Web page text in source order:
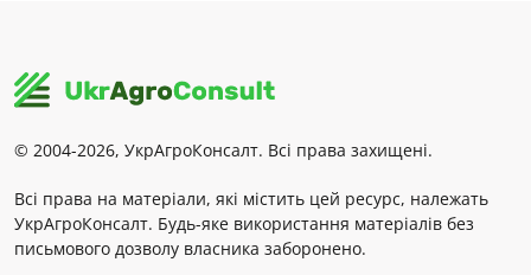
© 2004-2026, УкрАгроКонсалт. Всі права захищені.
Всі права на матеріали, які містить цей ресурс, належать
УкрАгроКонсалт. Будь-яке використання матеріалів без
письмового дозволу власника заборонено.